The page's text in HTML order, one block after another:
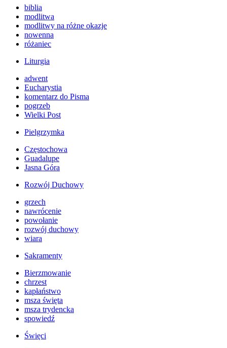
biblia
modlitwa
modlitwy na różne okazje
nowenna
różaniec
Liturgia
adwent
Eucharystia
komentarz do Pisma
pogrzeb
Wielki Post
Pielgrzymka
Częstochowa
Guadalupe
Jasna Góra
Rozwój Duchowy
grzech
nawrócenie
powołanie
rozwój duchowy
wiara
Sakramenty
Bierzmowanie
chrzest
kapłaństwo
msza święta
msza trydencka
spowiedź
Święci